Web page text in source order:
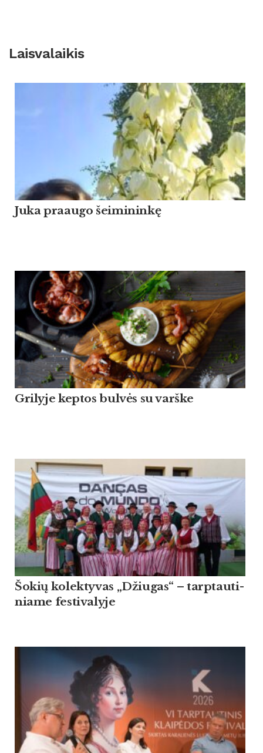
Laisvalaikis
Ju­ka praau­go šei­mi­ninkę
Grilyje keptos bulvės su varške
Šo­kių ko­lek­ty­vas „Džiu­gas“ – tarp­tau­ti­
nia­me fes­ti­va­ly­je